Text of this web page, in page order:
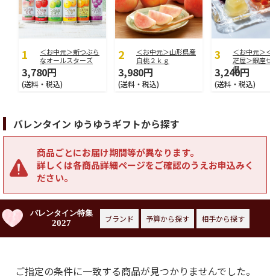
＜お中元＞新つぶら
なオールスターズ
3,780円
(送料・税込)
＜お中元＞山形県産
白桃２ｋｇ
3,980円
(送料・税込)
＜お中元＞
疋屋＞銀座
個
3,240円
(送料・税込)
バレンタイン ゆうゆうギフトから探す
商品ごとにお届け期間等が異なります。
詳しくは各商品詳細ページをご確認のうえお申込みく
ださい。
バレンタイン特集
2027 ブランド 予算から探す 相手から探す
ご指定の条件に一致する商品が見つかりませんでした。